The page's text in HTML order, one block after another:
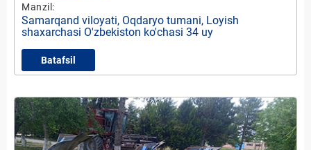
Manzil:
Samarqand viloyati, Oqdaryo tumani, Loyish
shaxarchasi O'zbekiston ko'chasi 34 uy
Batafsil